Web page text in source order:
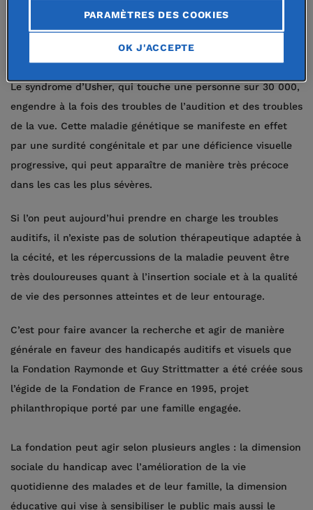
Mieux connaître le syndrome
Le syndrome d’Usher, qui touche une personne sur 30 000,
engendre à la fois des troubles de l’audition et des troubles
de la vue. Cette maladie génétique se manifeste en effet
par une surdité congénitale et par une déficience visuelle
progressive, qui peut apparaître de manière très précoce
dans les cas les plus sévères.
Si l’on peut aujourd’hui prendre en charge les troubles
auditifs, il n’existe pas de solution thérapeutique adaptée à
la cécité, et les répercussions de la maladie peuvent être
très douloureuses quant à l’insertion sociale et à la qualité
de vie des personnes atteintes et de leur entourage.
C’est pour faire avancer la recherche et agir de manière
générale en faveur des handicapés auditifs et visuels que
la Fondation Raymonde et Guy Strittmatter a été créée sous
l’égide de la Fondation de France en 1995, projet
philanthropique porté par une famille engagée.
La fondation peut agir selon plusieurs angles : la dimension
sociale du handicap avec l’amélioration de la vie
quotidienne des malades et de leur famille, la dimension
éducative qui vise à sensibiliser le public mais aussi le
PARAMÈTRES DES COOKIES
OK J'ACCEPTE